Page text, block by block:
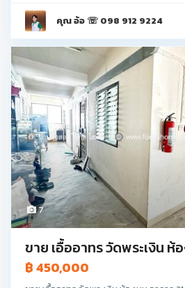
คุณ อ้อ ☏ 098 912 9224
7
ขาย เอื้ออาทร วัดพระเงิน ห้
฿ 450,000